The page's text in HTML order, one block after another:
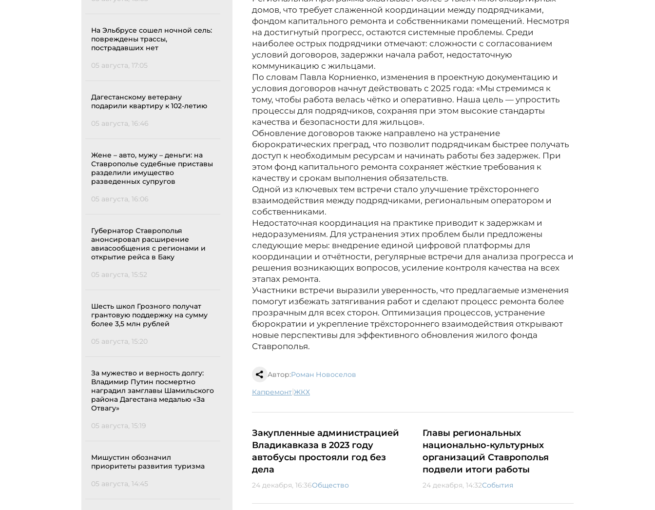
На Эльбрусе сошел ночной сель:
повреждены трассы,
пострадавших нет
05 августа, 17:05
Дагестанскому ветерану
подарили квартиру к 102-летию
05 августа, 16:46
Жене – авто, мужу – деньги: на
Ставрополье судебные приставы
разделили имущество
разведенных супругов
05 августа, 16:06
Губернатор Ставрополья
анонсировал расширение
авиасообщения с регионами и
открытие рейса в Баку
05 августа, 15:52
Шесть школ Грозного получат
грантовую поддержку на сумму
более 3,5 млн рублей
05 августа, 15:20
За мужество и верность долгу:
Владимир Путин посмертно
наградил замглавы Шамильского
района Дагестана медалью «За
Отвагу»
05 августа, 15:19
Мишустин обозначил
приоритеты развития туризма
05 августа, 14:45
домов, что требует слаженной координации между подрядчиками,
фондом капитального ремонта и собственниками помещений. Несмотря
на достигнутый прогресс, остаются системные проблемы. Среди
наиболее острых подрядчики отмечают: сложности с согласованием
условий договоров, задержки начала работ, недостаточную
коммуникацию с жильцами.
По словам Павла Корниенко, изменения в проектную документацию и
условия договоров начнут действовать с 2025 года: «Мы стремимся к
тому, чтобы работа велась чётко и оперативно. Наша цель — упростить
процессы для подрядчиков, сохраняя при этом высокие стандарты
качества и безопасности для жильцов».
Обновление договоров также направлено на устранение
бюрократических преград, что позволит подрядчикам быстрее получать
доступ к необходимым ресурсам и начинать работы без задержек. При
этом фонд капитального ремонта сохраняет жёсткие требования к
качеству и срокам выполнения обязательств.
Одной из ключевых тем встречи стало улучшение трёхстороннего
взаимодействия между подрядчиками, региональным оператором и
собственниками.
Недостаточная координация на практике приводит к задержкам и
недоразумениям. Для устранения этих проблем были предложены
следующие меры: внедрение единой цифровой платформы для
координации и отчётности, регулярные встречи для анализа прогресса и
решения возникающих вопросов, усиление контроля качества на всех
этапах ремонта.
Участники встречи выразили уверенность, что предлагаемые изменения
помогут избежать затягивания работ и сделают процесс ремонта более
прозрачным для всех сторон. Оптимизация процессов, устранение
бюрократии и укрепление трёхстороннего взаимодействия открывают
новые перспективы для эффективного обновления жилого фонда
Ставрополья.
Автор:Роман Новоселов
капремонт| ЖКХ
Закупленные администрацией
Владикавказа в 2023 году
автобусы простояли год без
дела
24 декабря, 16:36Общество
Главы региональных
национально-культурных
организаций Ставрополья
подвели итоги работы
24 декабря, 14:32События